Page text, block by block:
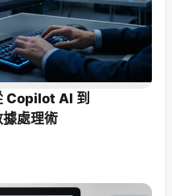
Copilot AI 到
處理術